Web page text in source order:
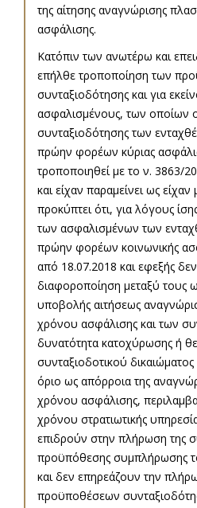
της αίτησης αναγνώρισης
ασφάλισης.
Κατόπιν των ανωτέρω και
επήλθε τροποποίηση των
συνταξιοδότησης και για
ασφαλισμένους, των οποίων
συνταξιοδότησης των
πρώην φορέων κύριας
τροποποιηθεί με το ν. 3863/
και είχαν παραμείνει ως
προκύπτει ότι, για λόγους
των ασφαλισμένων των
πρώην φορέων κοινωνικής
από 18.07.2018 και εφεξής
διαφοροποίηση μεταξύ τους
υποβολής αιτήσεως
χρόνου ασφάλισης και των
δυνατότητα κατοχύρωσης ή
συνταξιοδοτικού
όριο ως απόρροια της
χρόνου ασφάλισης,
χρόνου στρατιωτικής
επιδρούν στην πλήρωση της
προϋπόθεσης συμπλήρωσης
και δεν επηρεάζουν την
προϋποθέσεων